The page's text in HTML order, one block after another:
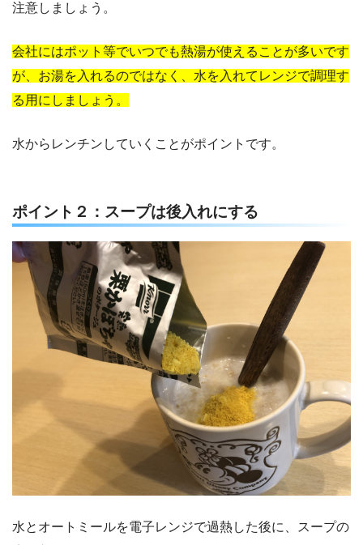
注意しましょう。
会社にはポット等でいつでも熱湯が使えることが多いです
が、お湯を入れるのではなく、水を入れてレンジで調理す
る用にしましょう。
水からレンチンしていくことがポイントです。
ポイント２：スープは後入れにする
水とオートミールを電子レンジで過熱した後に、スープの